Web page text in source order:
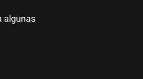
algunas